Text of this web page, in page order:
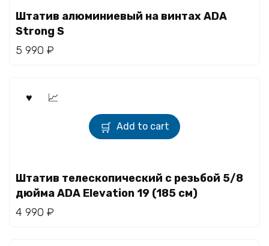
Штатив алюминиевый на винтах ADA
Strong S
5 990 ₽
Add to cart
Штатив телескопический с резьбой 5/8
дюйма ADA Elevation 19 (185 см)
4 990 ₽